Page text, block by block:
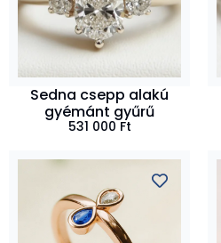
Sedna csepp alakú
gyémánt gyűrű
531 000 Ft